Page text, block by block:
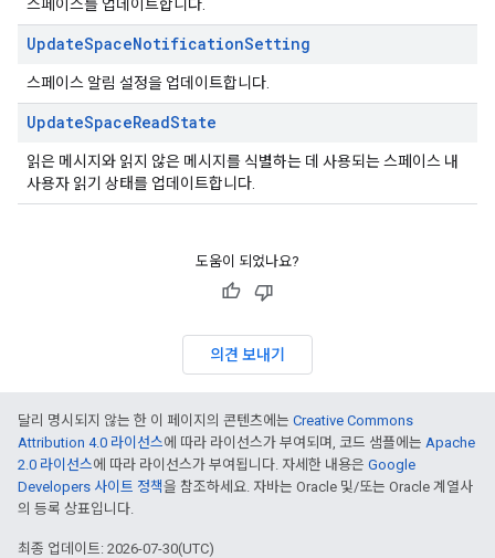
스페이스를 업데이트합니다.
UpdateSpaceNotificationSetting
스페이스 알림 설정을 업데이트합니다.
UpdateSpaceReadState
읽은 메시지와 읽지 않은 메시지를 식별하는 데 사용되는 스페이스 내
사용자 읽기 상태를 업데이트합니다.
도움이 되었나요?
의견 보내기
달리 명시되지 않는 한 이 페이지의 콘텐츠에는 Creative Commons
Attribution 4.0 라이선스에 따라 라이선스가 부여되며, 코드 샘플에는 Apache
2.0 라이선스에 따라 라이선스가 부여됩니다. 자세한 내용은 Google
Developers 사이트 정책을 참조하세요. 자바는 Oracle 및/또는 Oracle 계열사
의 등록 상표입니다.
최종 업데이트: 2026-07-30(UTC)